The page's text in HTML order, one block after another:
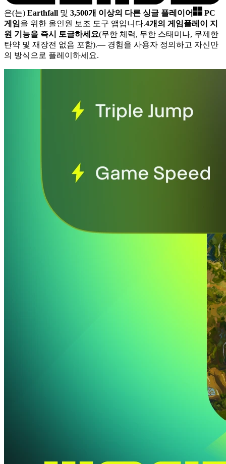
은(는) Earthfall 및 3,500개 이상의 다른 싱글 플레이어
PC
게임을 위한 올인원 보조 도구 앱입니다.4개의 게임플레이 지
원 기능을 즉시 토글하세요(무한 체력, 무한 스태미나, 무제한
탄약 및 재장전 없음 포함).— 경험을 사용자 정의하고 자신만
의 방식으로 플레이하세요.